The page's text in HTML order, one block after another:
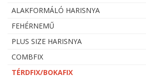
ALAKFORMÁLÓ HARISNYA
FEHÉRNEMŰ
PLUS SIZE HARISNYA
COMBFIX
TÉRDFIX/BOKAFIX